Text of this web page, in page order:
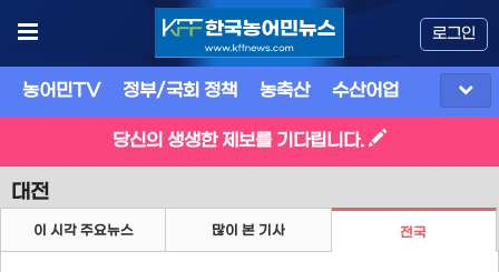
로그인
농어민TV 정부/국회 정책 농축산 수산어업
당신의 생생한 제보를 기다립니다.
대전
이 시각 주요뉴스 많이 본 기사 전국